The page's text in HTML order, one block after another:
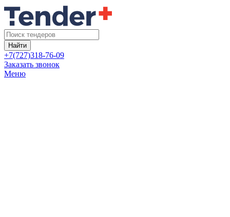
Найти
+7(727)318-76-09
Заказать звонок
Меню